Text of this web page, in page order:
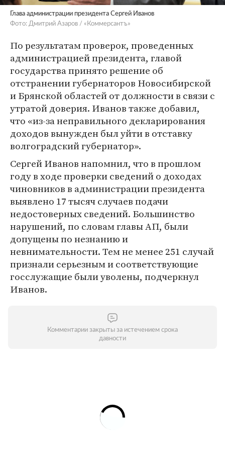
Глава администрации президента Сергей Иванов
Фото: Дмитрий Азаров / «Коммерсантъ»
По результатам проверок, проведенных
администрацией президента, главой
государства принято решение об
отстранении губернаторов Новосибирской
и Брянской областей от должности в связи с
утратой доверия. Иванов также добавил,
что «из-за неправильного декларирования
доходов вынужден был уйти в отставку
волгоградский губернатор».
Сергей Иванов напомнил, что в прошлом
году в ходе проверки сведений о доходах
чиновников в администрации президента
выявлено 17 тысяч случаев подачи
недостоверных сведений. Большинство
нарушений, по словам главы АП, были
допущены по незнанию и
невнимательности. Тем не менее 251 случай
признали серьезным и соответствующие
госслужащие были уволены, подчеркнул
Иванов.
Комментарии закрыты за истечением срока
давности